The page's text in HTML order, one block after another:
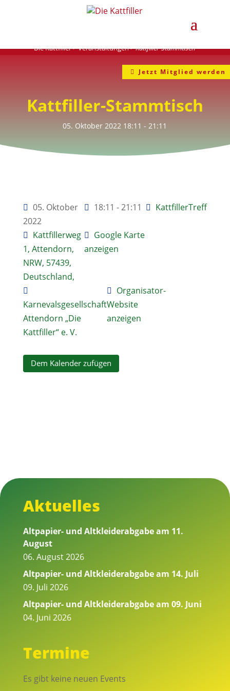
Die Kattfiller>Veranstaltungen>Kattfiller-Stammtisch
Jetzt Mitglied werden
Kattfiller-Stammtisch
05. Oktober 2022 18:11 - 21:11
05. Oktober
2022
18:11 - 21:11 KattfillerTreff
Kattfillerweg
1, Attendorn,
NRW, 57439,
Deutschland,
Google Karte
anzeigen
Karnevalsgesellschaft
Attendorn „Die
Kattfiller“ e. V.
Organisator-
Website
anzeigen
Dem Kalender zufügen
Aktuelles
Altpapier- und Altkleiderabgabe am 11.
August
06. August 2026
Altpapier- und Altkleiderabgabe am 14. Juli
09. Juli 2026
Altpapier- und Altkleiderabgabe am 09. Juni
04. Juni 2026
Termine
Es gibt keine neuen Events